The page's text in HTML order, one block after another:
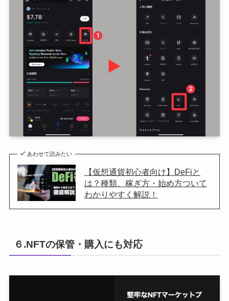
あわせて読みたい
【仮想通貨初心者向け】DeFiと
は？種類、稼ぎ方・始め方ついて
わかりやすく解説！
６.NFTの保管・購入にも対応